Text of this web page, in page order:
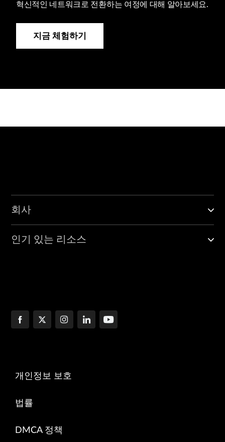
혁신적인 네트워크로 전환하는 여정에 대해 알아보세요.
지금 체험하기
회사
인기 있는 리소스
개인정보 보호
법률
DMCA 정책